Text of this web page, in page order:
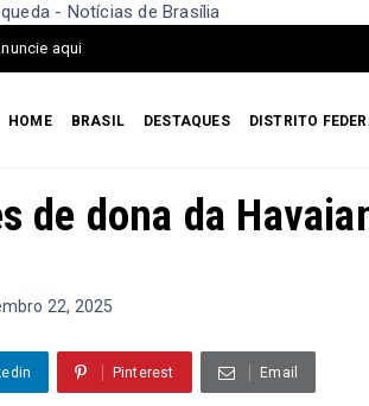
- Notícias de Brasília
aqui
HOME BRASIL DESTAQUES DISTRITO
de dona da
22, 2025
Pinterest Email